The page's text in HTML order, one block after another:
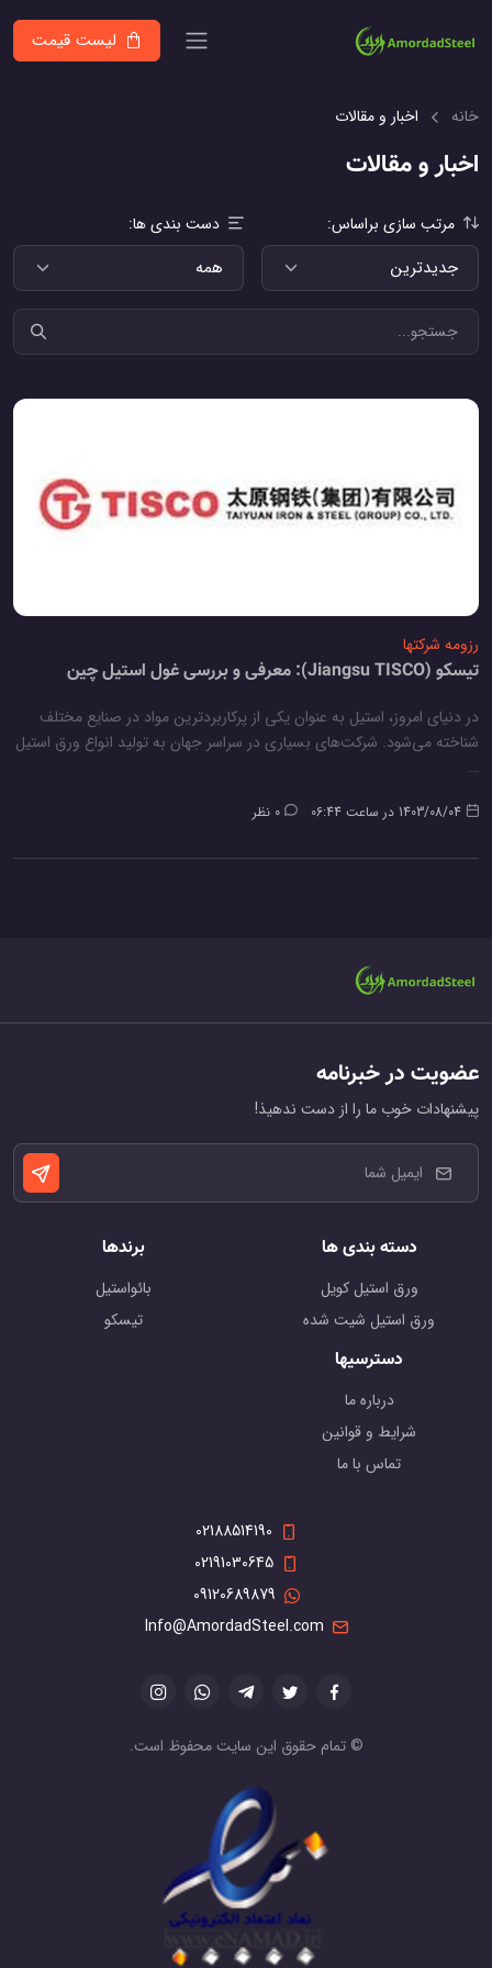
لیست قیمت
خانه اخبار و مقالات
اخبار و مقالات
مرتب سازی براساس: دست بندی ها:
رزومه شرکتها
تیسکو (Jiangsu TISCO): معرفی و بررسی غول استیل چین
در دنیای امروز، استیل به عنوان یکی از پرکاربردترین مواد در صنایع مختلف
شناخته می‌شود. شرکت‌های بسیاری در سراسر جهان به تولید انواع ورق استیل
…
1403/08/04 در ساعت 06:44 0 نظر
عضویت در خبرنامه
پیشنهادات خوب ما را از دست ندهیذ!
دسته بندی ها
ورق استیل کویل
ورق استیل شیت شده
برندها
بائواستیل
تیسکو
دسترسیها
درباره ما
شرایط و قوانین
تماس با ما
02188514190
02191030645
09120689879
Info@AmordadSteel.com
© تمام حقوق این سایت محفوظ است.